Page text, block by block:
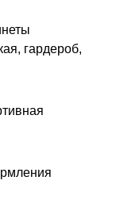
гардероб,